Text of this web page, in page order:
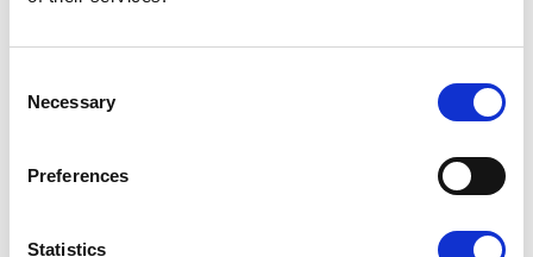
Necessary
Preferences
Statistics
luty 2018
grudzień 2017